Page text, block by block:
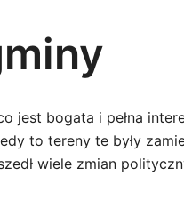
jest bogata i pełna
to tereny te były
wiele zmian